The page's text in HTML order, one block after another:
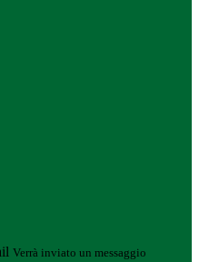
Verrà inviato un messaggio